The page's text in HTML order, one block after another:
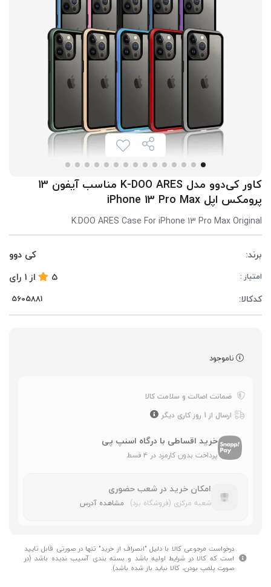
کاور کی‌دوو مدل K-DOO ARES مناسب آیفون 13
پرومکس اپل iPhone 13 Pro Max
K.DOO ARES Case For iPhone 13 Pro Max Original
برند: کی دوو
امتیاز : 5 از1 رای
کدکالا:
ناموجود
ضمانت اصالت و سلامت کالا
ارسال از 1 روز کاری دیگر
خرید اقساطی با درگاه اسنپ پی
پرداخت بدون کارمزد در ۴ قسط
امکان خرید در شعب حضوری
شعبه مرکزی (فروشگاه یزد) مشاهده آدرس
درخواست مرجوعی کالا با دلیل "انصراف از خرید" تنها در صورتی قابل تایید
است که کالا در شرایط اولیه باشد و بسته بندی آسیب ندیده باشد (در
صورت پلمپ بودن، کالا نباید باز شده باشد).